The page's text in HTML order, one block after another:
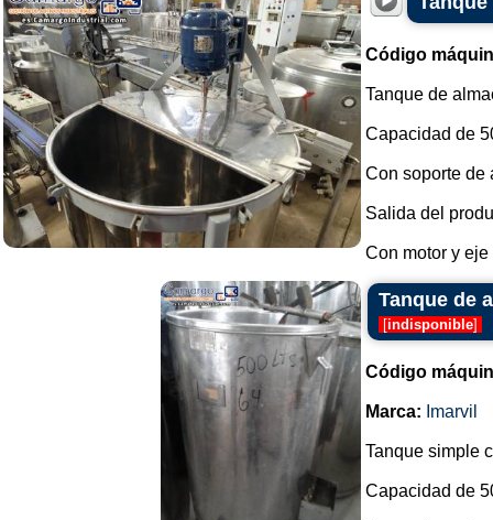
Código
Tanque de
Capacidad de
Con soporte de
Salida del
Con motor y
Tanque de
[indisponible]
Código
Marca: Imarvil
Tanque simple
Capacidad de